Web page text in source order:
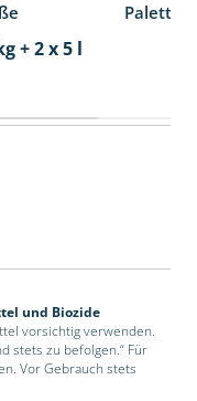
+ 2 x 5 l
und Biozide
vorsichtig verwenden.
stets zu befolgen.“ Für
Vor Gebrauch stets